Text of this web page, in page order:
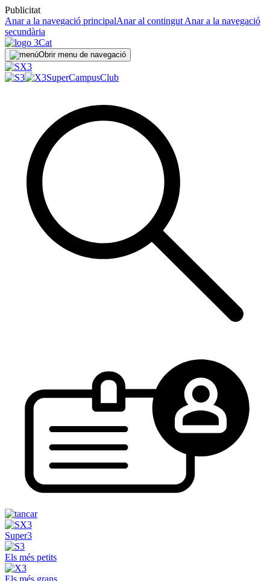
Publicitat
Anar a la navegació principalAnar al contingut Anar a la navegació
secundària
Obrir menu de navegació
SuperCampusClub
Super3
Els més petits
Els més grans